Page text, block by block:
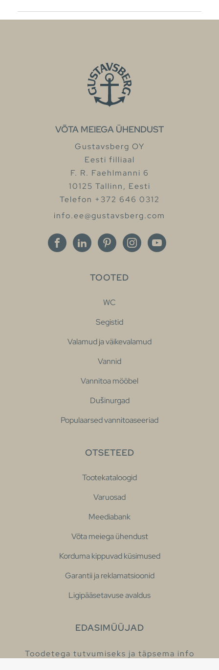
VÕTA MEIEGA ÜHENDUST
Gustavsberg OY
Eesti filliaal
F. R. Faehlmanni 6
10125 Tallinn, Eesti
Telefon +372 646 0312
info.ee@gustavsberg.com
TOOTED
WC
Segistid
Valamud ja väikevalamud
Vannid
Vannitoa mööbel
Dušinurgad
Populaarsed vannitoaseeriad
OTSETEED
Tootekataloogid
Varuosad
Meediabank
Võta meiega ühendust
Korduma kippuvad küsimused
Garantii ja reklamatsioonid
Ligipääsetavuse avaldus
EDASIMÜÜJAD
Toodetega tutvumiseks ja täpsema info